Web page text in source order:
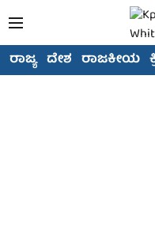
ರಾಜ್ಯ ದೇಶ ರಾಜಕೀಯ